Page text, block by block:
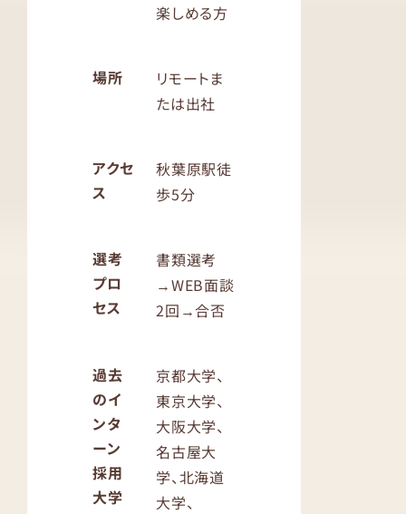
楽しめる方
場所
リモートま
たは出社
アクセ
ス
秋葉原駅徒
歩5分
選考
プロ
セス
書類選考
→WEB面談
2回→合否
過去
のイ
ンタ
ーン
採用
大学
京都大学、
東京大学、
大阪大学、
名古屋大
学、北海道
大学、